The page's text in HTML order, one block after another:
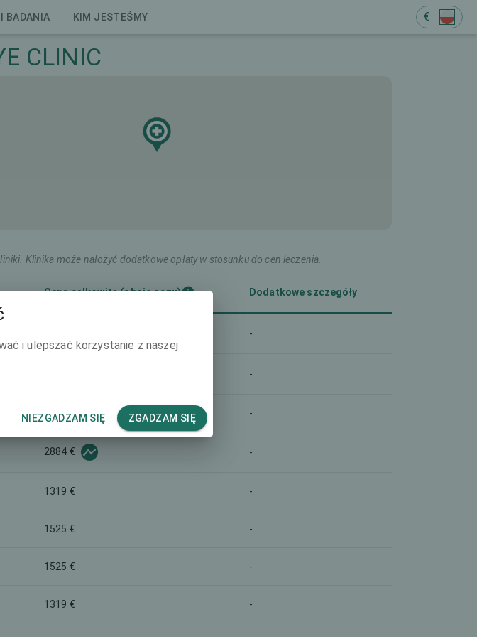
BADANIA KIM JESTEŚMY €
CLINIC
Klinika może nałożyć dodatkowe opłaty w stosunku do cen leczenia.
Cena całkowita (oboje oczu) Dodatkowe szczegóły
-
-
783 € -
2884 € -
1319 € -
1525 € -
1525 € -
1319 € -
i ulepszać korzystanie z naszej
NIEZGADZAM SIĘ ZGADZAM SIĘ